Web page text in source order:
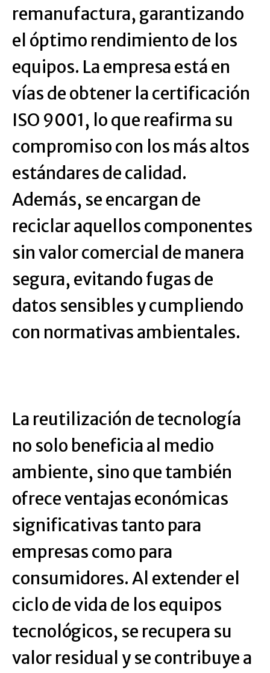
remanufactura, garantizando
el óptimo rendimiento de los
equipos. La empresa está en
vías de obtener la certificación
ISO 9001, lo que reafirma su
compromiso con los más altos
estándares de calidad.
Además, se encargan de
reciclar aquellos componentes
sin valor comercial de manera
segura, evitando fugas de
datos sensibles y cumpliendo
con normativas ambientales.
La reutilización de tecnología
no solo beneficia al medio
ambiente, sino que también
ofrece ventajas económicas
significativas tanto para
empresas como para
consumidores. Al extender el
ciclo de vida de los equipos
tecnológicos, se recupera su
valor residual y se contribuye a